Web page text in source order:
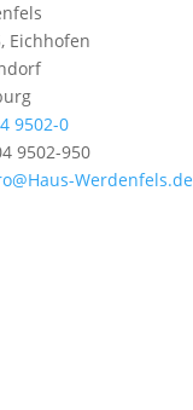
Eichhofen
9502-0
9502-950
Werdenfels.de